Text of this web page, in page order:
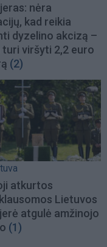
nėra
kad reikia
dyzelino akcizą –
turi viršyti 2,2 euro
(2)
atkurtos
Lietuvos
atgulė amžinojo
(1)